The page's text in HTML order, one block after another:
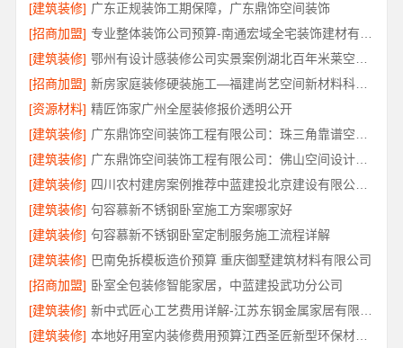
[建筑装修] 广东正规装饰工期保障，广东鼎饰空间装饰
[招商加盟]
[建筑装修]
[招商加盟]
新房家庭装修硬装施工—福建尚艺空间新材料科技有限公司
[资源材料] 精匠饰家广州全屋装修报价透明公开
[建筑装修]
[建筑装修]
广东鼎饰空间装饰工程有限公司：佛山空间设计优惠活动售后无忧
[建筑装修]
四川农村建房案例推荐中蓝建投北京建设有限公司四川
[建筑装修] 句容慕新不锈钢卧室施工方案哪家好
[建筑装修] 句容慕新不锈钢卧室定制服务施工流程详解
[建筑装修] 巴南免拆模板造价预算 重庆御墅建筑材料有限公司
[招商加盟] 卧室全包装修智能家居，中蓝建投武功分公司
[建筑装修]
[建筑装修]
本地好用室内装修费用预算江西圣匠新型环保材料有限公司